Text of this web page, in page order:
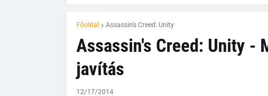
Főoldal Assassin's Creed: Unity
Assassin's Creed: Unity -
javítás
12/17/2014